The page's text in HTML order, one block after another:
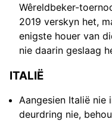
Wêreldbeker-
2019 verskyn het,
enigste houer van
nie daarin geslaag
ITALIË
Aangesien Italië
deurdring nie,